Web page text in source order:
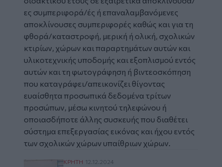
ες συμπεριφορά/ές ή επαναλαμβανόμενες
αποκλίνουσες συμπεριφορές καθώς και για τη
φθορά/καταστροφή, μερική ή ολική, σχολικών
κτιρίων, χώρων και παραρτημάτων αυτών και
υλικοτεχνικής υποδομής και εξοπλισμού εντός
αυτών και τη φωτογράφηση ή βιντεοσκόπηση
που καταγράφει/απεικονίζει θίγοντας
ευαίσθητα προσωπικά δεδομένα τρίτων
προσώπων, μέσω κινητού τηλεφώνου ή
οποιασδήποτε άλλης συσκευής που διαθέτει
σύστημα επεξεργασίας εικόνας και ήχου εντός
των σχολικών χώρων υπαίθριων χώρων.
Μέσα σε 3 μήνες, 2 μαθητές του
ΚΡΗΤΗ 12.12.2024